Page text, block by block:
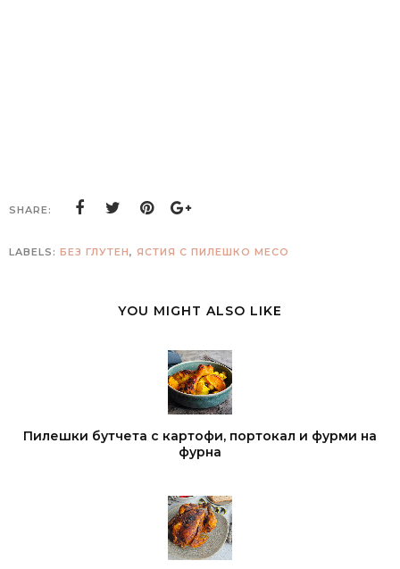
SHARE:
LABELS: БЕЗ ГЛУТЕН, ЯСТИЯ С ПИЛЕШКО МЕСО
YOU MIGHT ALSO LIKE
Пилешки бутчета с картофи, портокал и фурми на
фурна